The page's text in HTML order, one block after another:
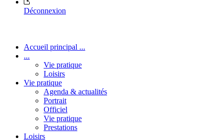
Déconnexion
Accueil principal ...
...
Vie pratique
Loisirs
Vie pratique
Agenda & actualités
Portrait
Officiel
Vie pratique
Prestations
Loisirs